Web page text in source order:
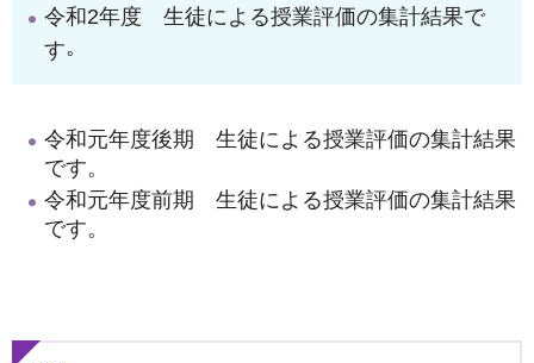
令和2年度 生徒による授業評価の集計結果で
す。
令和元年度後期 生徒による授業評価の集計結果
です。
令和元年度前期 生徒による授業評価の集計結果
です。